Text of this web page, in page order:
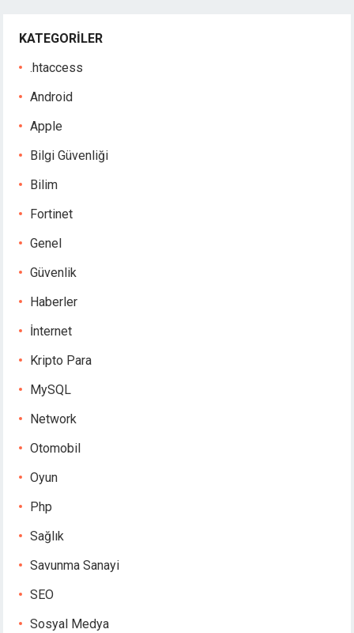
KATEGORILER
.htaccess
Android
Apple
Bilgi Güvenliği
Bilim
Fortinet
Genel
Güvenlik
Haberler
İnternet
Kripto Para
MySQL
Network
Otomobil
Oyun
Php
Sağlık
Savunma Sanayi
SEO
Sosyal Medya